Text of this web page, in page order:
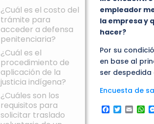
¿Cuál es el costo del
trámite para
acceder a defensa
penitenciaria?
¿Cuál es el
procedimiento de
aplicación de la
justicia indígena?
¿Cuáles son los
requisitos para
solicitar traslado
empleador
la empresa y
hacer?
Por su
en base al
ser
Encuesta de
Facebook
Twitter
Email